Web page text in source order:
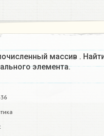
массив .
элемента​.